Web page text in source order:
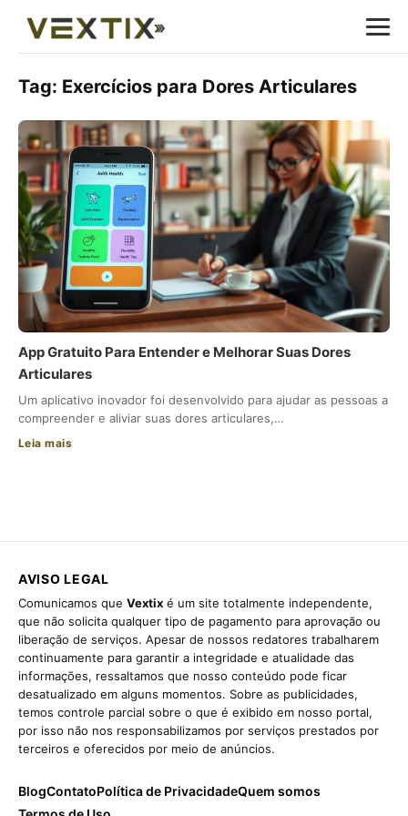
Tag: Exercícios para Dores Articulares
App Gratuito Para Entender e Melhorar Suas Dores
Articulares
Um aplicativo inovador foi desenvolvido para ajudar as pessoas a
compreender e aliviar suas dores articulares,…
Leia mais
AVISO LEGAL
Comunicamos que Vextix é um site totalmente independente,
que não solicita qualquer tipo de pagamento para aprovação ou
liberação de serviços. Apesar de nossos redatores trabalharem
continuamente para garantir a integridade e atualidade das
informações, ressaltamos que nosso conteúdo pode ficar
desatualizado em alguns momentos. Sobre as publicidades,
temos controle parcial sobre o que é exibido em nosso portal,
por isso não nos responsabilizamos por serviços prestados por
terceiros e oferecidos por meio de anúncios.
BlogContatoPolítica de PrivacidadeQuem somos